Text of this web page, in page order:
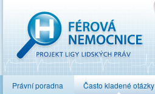
Právní poradna Často kladené otázky